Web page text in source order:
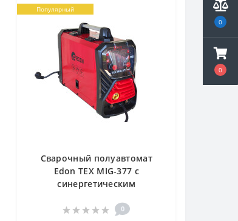
0
0
Популярный
Сварочный полуавтомат
Edon TEX MIG-377 с
синергетическим
0